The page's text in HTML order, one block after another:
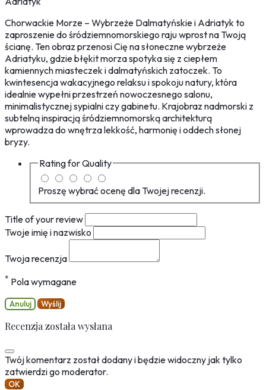
Chorwackie Morze – Wybrzeże Dalmatyńskie i Adriatyk to
zaproszenie do śródziemnomorskiego raju wprost na Twoją
ścianę. Ten obraz przenosi Cię na słoneczne wybrzeże
Adriatyku, gdzie błękit morza spotyka się z ciepłem
kamiennych miasteczek i dalmatyńskich zatoczek. To
kwintesencja wakacyjnego relaksu i spokoju natury, która
idealnie wypełni przestrzeń nowoczesnego salonu,
minimalistycznej sypialni czy gabinetu. Krajobraz nadmorski z
subtelną inspiracją śródziemnomorską architekturą
wprowadza do wnętrza lekkość, harmonię i oddech słonej
bryzy.
Rating forQuality
Proszę wybrać ocenę dla Twojej recenzji.
Title of your review
Twoje imię i nazwisko
Twoja recenzja
* Pola wymagane
Anuluj Wyślij
Recenzja została wysłana
Twój komentarz został dodany i będzie widoczny jak tylko
zatwierdzi go moderator.
OK